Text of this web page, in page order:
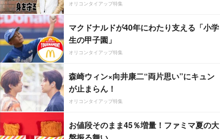
オリコンタイアップ特集
マクドナルドが40年にわたり支える「小学
生の甲子園」
オリコンタイアップ特集
森崎ウィン×向井康二“両片思い”にキュン
が止まらん！
オリコンタイアップ特集
お値段そのまま45％増量！ファミマ夏の大